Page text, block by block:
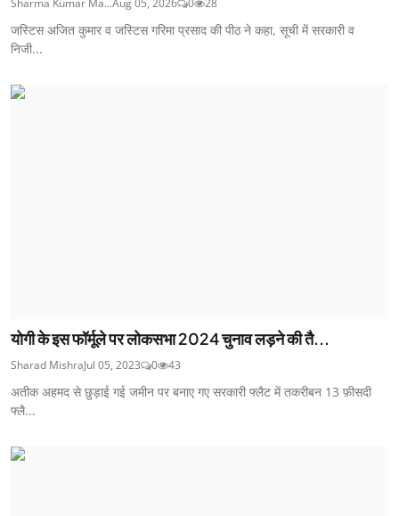
Sharma Kumar Ma...Aug 05, 2026 0 28
जस्टिस अजित कुमार व जस्टिस गरिमा प्रसाद की पीठ ने कहा, सूची में सरकारी व
निजी...
योगी के इस फॉर्मूले पर लोकसभा 2024 चुनाव लड़ने की तै...
Sharad MishraJul 05, 2023 0 43
अतीक अहमद से छुड़ाई गई जमीन पर बनाए गए सरकारी फ्लैट में तकरीबन 13 फ़ीसदी
फ्लै...